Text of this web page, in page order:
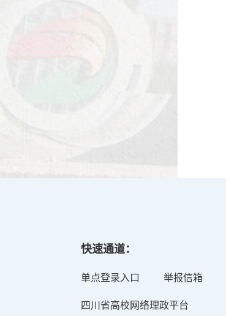
快速通道：
单点登录入口 举报信箱
四川省高校网络理政平台